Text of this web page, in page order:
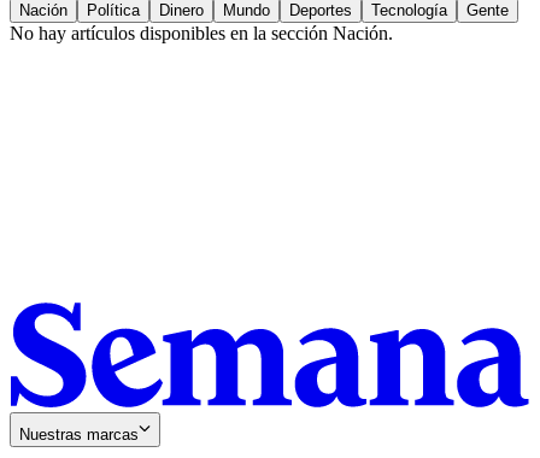
Nación Política Dinero Mundo Deportes Tecnología Gente
No hay artículos disponibles en la sección Nación.
Nuestras marcas